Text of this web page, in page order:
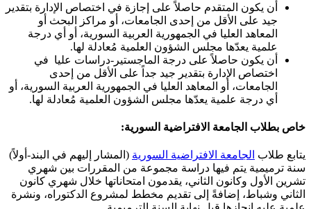
أن يكون المتقدم حاصلاً على إجازة في اختصاص الإدارة بتقدير
جيد على الأقل من إحدى الجامعات، أو مراكز البحث أو
المعاهد العليا في الجمهورية العربية السورية، أو أي درجة
علمية يعدّها مجلس الشؤون العلمية مُعادلة لها.
أن يكون حاصلاً على درجة الماجستير-دراسات عليا في
اختصاص الإدارة بتقدير جيد جداً على الأقل من إحدى
الجامعات، أو المعاهد العليا في الجمهورية العربية السورية، أو
أي درجة علمية يعدّها مجلس الشؤون العلمية مُعادلة لها.
خاص بطلاب الجامعة الافتراضية السورية:
يتابع طلاب الجامعة الافتراضية السورية (المشار إليهم في البند-أولاً)
سنة ترميمية يتم فيها دراسة مجموعة من المقررات بين شهري
تشرين الأول وكانون الثاني، يقدمون امتحاناتها خلال شهري كانون
الثاني وشباط، إضافةً إلى تقديم مخطط لمشروع الدكتوراه، ونشرة